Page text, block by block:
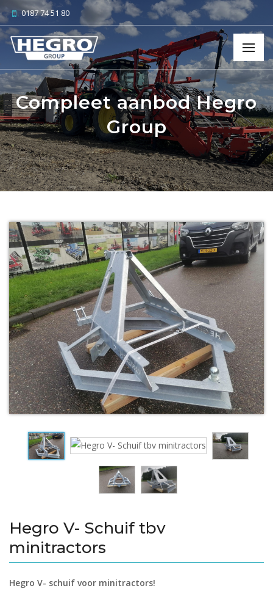
0187 74 51 80
Compleet aanbod Hegro
Group
Hegro V- Schuif tbv
minitractors
Hegro V- schuif voor minitractors!